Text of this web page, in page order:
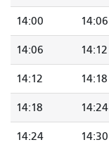
14:00 14:06
14:06 14:12
14:12 14:18
14:18 14:24
14:24 14:30